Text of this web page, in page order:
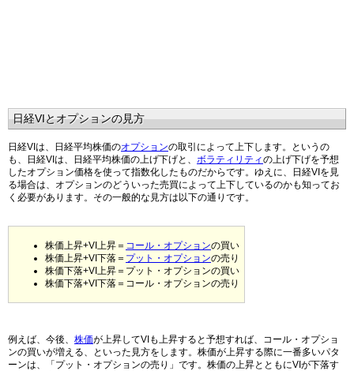
日経VIとオプションの見方
日経VIは、日経平均株価のオプションの取引によって上下します。というの
も、日経VIは、日経平均株価の上げ下げと、 ボラティリティの上げ下げを予想
したオプション価格を使って指数化したものだからです。ゆえに、日経VIを見
る場合は、オプションのどういった売買によって上下しているのかも知ってお
く必要があります。その一般的な見方は以下の通りです。
株価上昇+VI上昇＝ コール・オプションの買い
株価上昇+VI下落＝ プット・オプションの売り
株価下落+VI上昇＝プット・オプションの買い
株価下落+VI下落＝コール・オプションの売り
例えば、今後、 株価が上昇してVIも上昇すると予想すれば、コール・オプショ
ンの買いが増える、といった見方をします。株価が上昇する際に一番多いパタ
ーンは、「プット・オプションの売り」です。株価の上昇とともにVIが下落す